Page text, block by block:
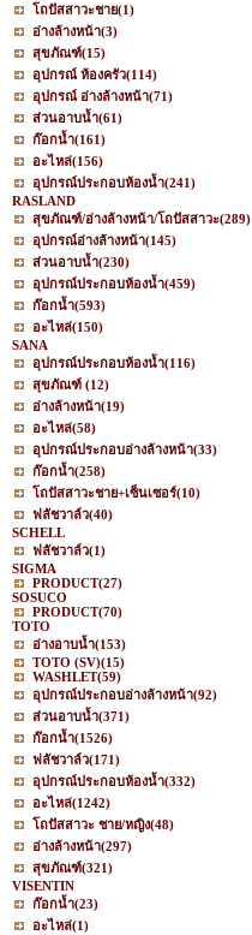
โถปัสสาวะชาย(1)
อ่างล้างหน้า(3)
สุขภัณฑ์(15)
อุปกรณ์ ห้องครัว(114)
อุปกรณ์ อ่างล้างหน้า(71)
ส่วนอาบน้ำ(61)
ก๊อกน้ำ(161)
อะไหล่(156)
อุปกรณ์ประกอบห้องน้ำ(241)
RASLAND
สุขภัณฑ์/อ่างล้างหน้า/โถปัสสาวะ(289)
อุปกรณ์อ่างล้างหน้า(145)
ส่วนอาบน้ำ(230)
อุปกรณ์ประกอบห้องน้ำ(459)
ก๊อกน้ำ(593)
อะไหล่(150)
SANA
อุปกรณ์ประกอบห้องน้ำ(116)
สุขภัณฑ์ (12)
อ่างล้างหน้า(19)
อะไหล่(58)
อุปกรณ์ประกอบอ่างล้างหน้า(33)
ก๊อกน้ำ(258)
โถปัสสาวะชาย+เซ็นเซอร์(10)
ฟลัชวาล์ว(40)
SCHELL
ฟลัชวาล์ว(1)
SIGMA
PRODUCT(27)
SOSUCO
PRODUCT(70)
TOTO
อ่างอาบน้ำ(153)
TOTO (SV)(15)
WASHLET(59)
อุปกรณ์ประกอบอ่างล้างหน้า(92)
ส่วนอาบน้ำ(371)
ก๊อกน้ำ(1526)
ฟลัชวาล์ว(171)
อุปกรณ์ประกอบห้องน้ำ(332)
อะไหล่(1242)
โถปัสสาวะ ชาย/หญิง(48)
อ่างล้างหน้า(297)
สุขภัณฑ์(321)
VISENTIN
ก๊อกน้ำ(23)
อะไหล่(1)